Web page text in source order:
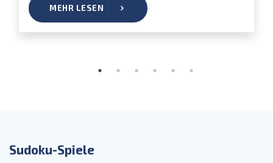
MEHR LESEN
Sudoku-Spiele